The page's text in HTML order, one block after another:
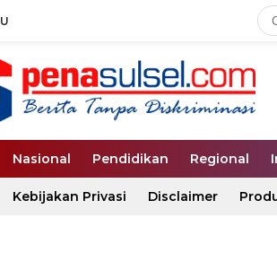
Nasional Pendidikan Regional
Kebijakan Privasi Disclaimer